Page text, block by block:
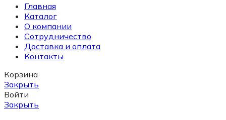
Главная
Каталог
О компании
Сотрудничество
Доставка и оплата
Контакты
Корзина
Закрыть
Войти
Закрыть